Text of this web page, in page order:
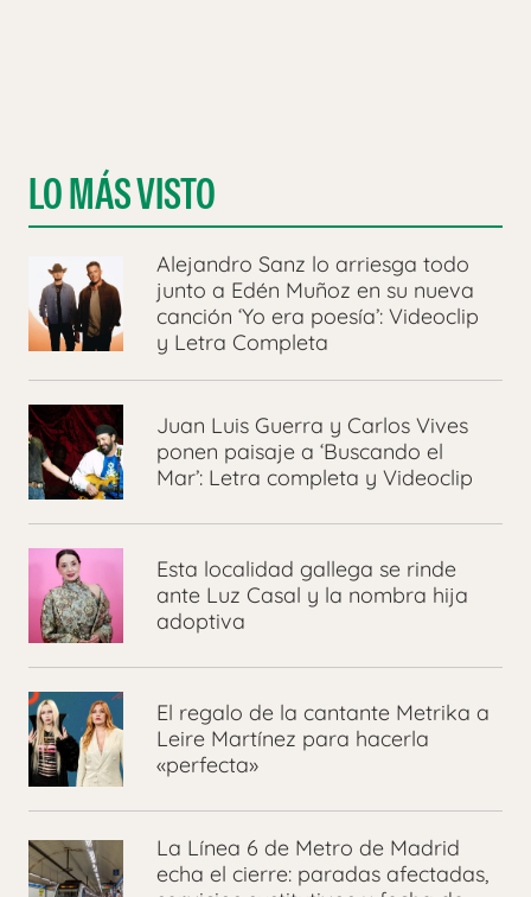
LO MÁS VISTO
Alejandro Sanz lo arriesga todo
junto a Edén Muñoz en su nueva
canción ‘Yo era poesía’: Videoclip
y Letra Completa
Juan Luis Guerra y Carlos Vives
ponen paisaje a ‘Buscando el
Mar’: Letra completa y Videoclip
Esta localidad gallega se rinde
ante Luz Casal y la nombra hija
adoptiva
El regalo de la cantante Metrika a
Leire Martínez para hacerla
«perfecta»
La Línea 6 de Metro de Madrid
echa el cierre: paradas afectadas,